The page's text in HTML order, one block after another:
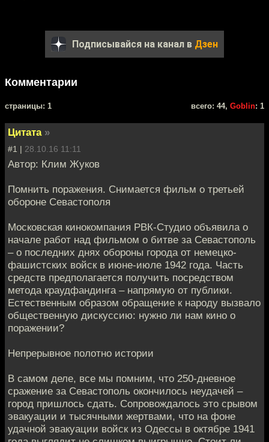
Подписывайся на канал в Дзен
Комментарии
cтраницы: 1 всего: 44, Goblin: 1
Цитата »
#1 | 28.10.16 11:11
Автор: Клим Жуков
Помнить поражения. Снимается фильм о третьей
обороне Севастополя
Московская кинокомпания РВК-Студио объявила о
начале работ над фильмом о битве за Севастополь
– о последних днях обороны города от немецко-
фашистских войск в июне-июле 1942 года. Часть
средств предполагается получить посредством
метода краудфандинга – напрямую от публики.
Естественным образом обращение к народу вызвало
общественную дискуссию: нужно ли нам кино о
поражении?
Непрерывное полотно истории
В самом деле, все мы помним, что 250-дневное
сражение за Севастополь окончилось неудачей –
город пришлось сдать. Сопровождалось это срывом
эвакуации и тысячными жертвами, что на фоне
удачной эвакуации войск из Одессы в октябре 1941